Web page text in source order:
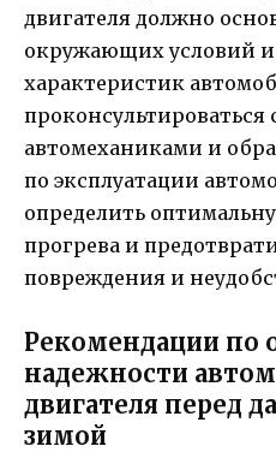
двигателя должно
окружающих условий
характеристик
автомеханиками и
по эксплуатации
определить
прогрева и
повреждения и
Рекомендации по
надежности
двигателя перед
зимой